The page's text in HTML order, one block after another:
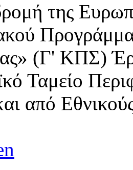
της
(Γ' ΚΠΣ)
Ταμείο
από